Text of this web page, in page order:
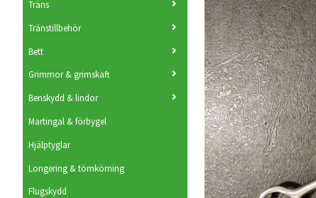
Träns
Tränstillbehör
Bett
Grimmor & grimskaft
Benskydd & lindor
Martingal & förbygel
Hjälptyglar
Longering & tömkörning
Flugskydd